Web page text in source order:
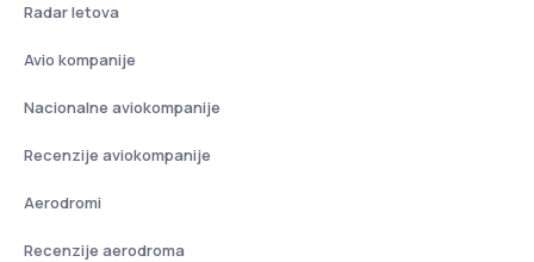
Radar letova
Avio kompanije
Nacionalne aviokompanije
Recenzije aviokompanije
Aerodromi
Recenzije aerodroma